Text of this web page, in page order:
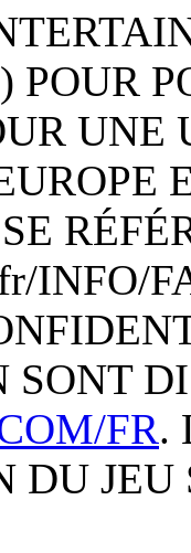
INFO/
FR.
DU